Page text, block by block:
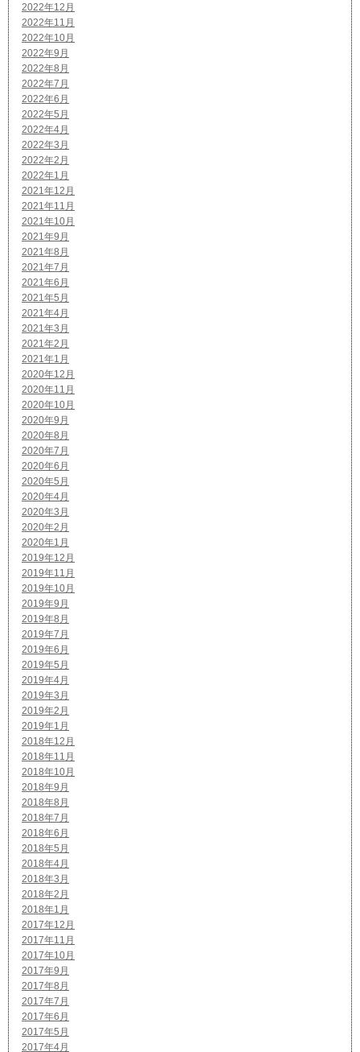
2022年12月
2022年11月
2022年10月
2022年9月
2022年8月
2022年7月
2022年6月
2022年5月
2022年4月
2022年3月
2022年2月
2022年1月
2021年12月
2021年11月
2021年10月
2021年9月
2021年8月
2021年7月
2021年6月
2021年5月
2021年4月
2021年3月
2021年2月
2021年1月
2020年12月
2020年11月
2020年10月
2020年9月
2020年8月
2020年7月
2020年6月
2020年5月
2020年4月
2020年3月
2020年2月
2020年1月
2019年12月
2019年11月
2019年10月
2019年9月
2019年8月
2019年7月
2019年6月
2019年5月
2019年4月
2019年3月
2019年2月
2019年1月
2018年12月
2018年11月
2018年10月
2018年9月
2018年8月
2018年7月
2018年6月
2018年5月
2018年4月
2018年3月
2018年2月
2018年1月
2017年12月
2017年11月
2017年10月
2017年9月
2017年8月
2017年7月
2017年6月
2017年5月
2017年4月